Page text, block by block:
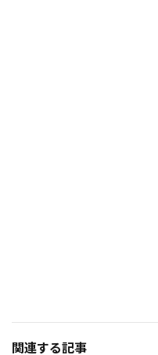
関連する記事